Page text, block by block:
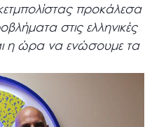
προκάλεσα
στις ελληνικές
η ώρα να ενώσουμε τα